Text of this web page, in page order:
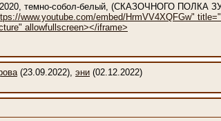
темно-собол-белый, (СКАЗОЧНОГО ПОЛКА
www.youtube.com/embed/HrmVV4XQFGw"
allowfullscreen></iframe>
(23.09.2022), эни (02.12.2022)